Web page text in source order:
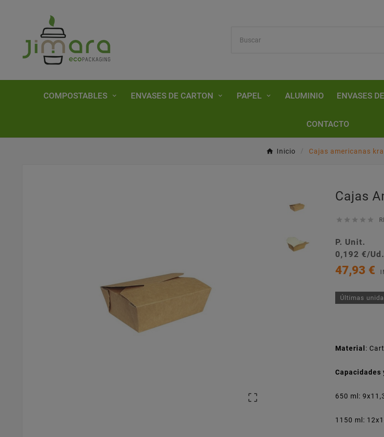
COMPOSTABLES ENVASES DE CARTON PAPEL ALUMINIO ENVASES
CONTACTO
Inicio Cajas americanas

Cajas
    
P. Unit.
0,192 €/Ud.
47,93 €
Últimas
Material :
650 ml:
1150 ml: